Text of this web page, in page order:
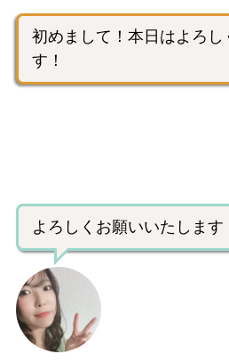
初めまして！本日はよろし
す！
よろしくお願いいたします